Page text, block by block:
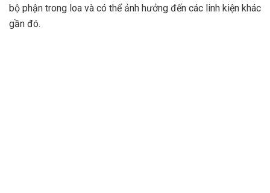
bộ phận trong loa và có thể ảnh hưởng đến các linh kiện khác
gần đó.